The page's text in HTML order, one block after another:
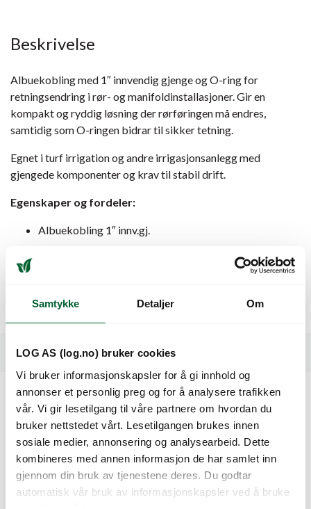
Samtykke Detaljer Om
LOG AS (log.no) bruker cookies
Vi bruker informasjonskapsler for å gi innhold og
annonser et personlig preg og for å analysere trafikken
vår. Vi gir lesetilgang til våre partnere om hvordan du
bruker nettstedet vårt. Lesetilgangen brukes innen
sosiale medier, annonsering og analysearbeid. Dette
kombineres med annen informasjon de har samlet inn
gjennom din bruk av tjenestene deres. Du godtar
automatisk vår bruk av informasjonskapsler ved å bruke
Beskrivelse
Albuekobling med 1″ innvendig gjenge og O-ring for
retningsendring i rør- og manifoldinstallasjoner. Gir en
kompakt og ryddig løsning der rørføringen må endres,
samtidig som O-ringen bidrar til sikker tetning.
Egnet i turf irrigation og andre irrigasjonsanlegg med
gjengede komponenter og krav til stabil drift.
Egenskaper og fordeler:
Albuekobling 1″ innv.gj.
Egnet for manifold/fordeling
Spesifikasjoner
Kunder så også på